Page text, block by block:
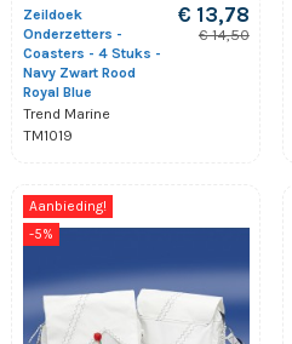
Zeildoek
Onderzetters -
Coasters - 4 Stuks -
Navy Zwart Rood
Royal Blue
Trend Marine
TM1019
€ 13,78
€ 14,50
Aanbieding!
-5%